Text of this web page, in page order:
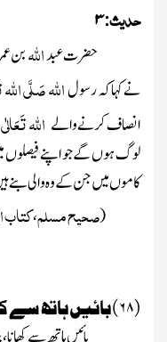
حدیث:۳
حضرت عبداللہبن
نے کہا کہ رسولاللہصَلَّی
انصاف کرنے والے اللہ تَعَالٰی
لوگ ہوں گے جو اپنے فیصلوں
کاموں میں جن کے وہ والی
(صحیح مسلم،کتاب
(۶۸) بائیں ہاتھ سے کھانا پینا